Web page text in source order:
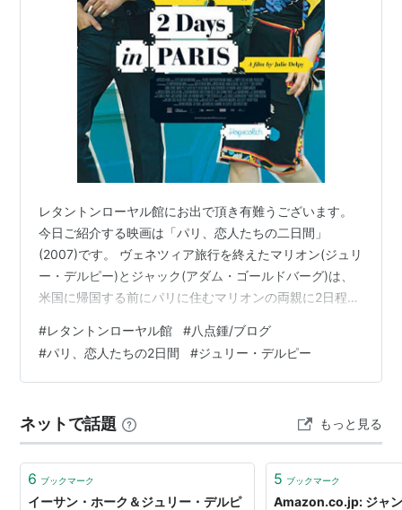
（2006） 出演
ブロークン・フラワーズ（2005） 出演
フランケンシュタイン（2004）＜TVM＞ 出演
ビフォア・サンセット（2004） 脚本、出演
VIII 緊急救命室 （第8シーズン）（2001-2002）
＜TV＞ ゲスト出演
セックス調査団
（2001） 出演
ウェイキング・ライフ（2001） 声の出演
Go！GO！チアーズ（1999）＜未＞ 出演
映画史（1998） 出演
GO!GO!L.A. （1998） 出演
TRANS.（1997）＜未＞ 出演
ファングルフ／月と心臓（1997） 出演
トリコロール／赤の愛
トリコロール／白の愛（1994） 出演
グローリーデイズ／夢見る頃はいつも （1993）＜未
＞ 出演
レタントンローヤル館にお出で頂き有難うございます。
今日ご紹介する映画は「パリ、恋人たちの二日間」
(2007)です。 ヴェネツィア旅行を終えたマリオン(ジュリ
ー・デルピー)とジャック(アダム・ゴールドバーグ)は、
米国に帰国する前にパリに住むマリオンの両親に2日程厄
の二階で預けていた猫は賞味期限が切れたフォアグラを
食べていたせいでドップリと太っていた。ジャックはど
うしてもフランス料理に合わないようで、街でジャンク
に監督はジュリー・デルピーで、全体に軽く製作された
作品ですが、意外とテンポも良く楽しめ…
#レタントンローヤル館 #八点鍾/ブログ
#パリ、恋人たちの2日間 #ジュリー・デルピー
ネットで話題 もっと見る
6 ブックマーク
イーサン・ホーク＆ジュリー・デルピ
5 ブックマーク
Amazon.co.jp: ジャ